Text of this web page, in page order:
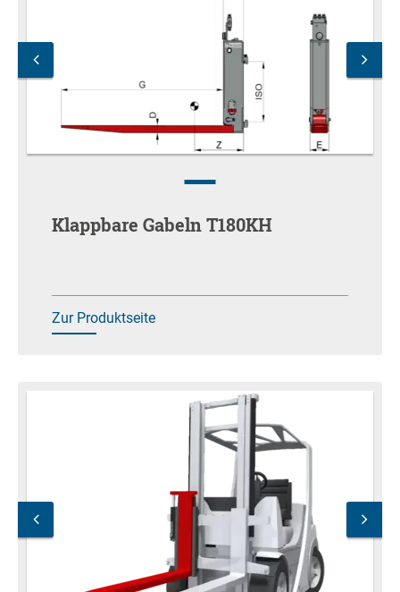
Klappbare Gabeln T180KH
Zur Produktseite